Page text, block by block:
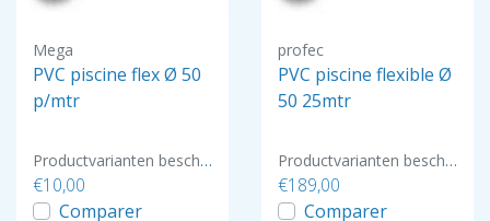
Mega
PVC piscine flex Ø 50
p/mtr
Productvarianten beschikbaar
€10,00
Comparer
profec
PVC piscine flexible Ø
50 25mtr
Productvarianten beschikbaar
€189,00
Comparer